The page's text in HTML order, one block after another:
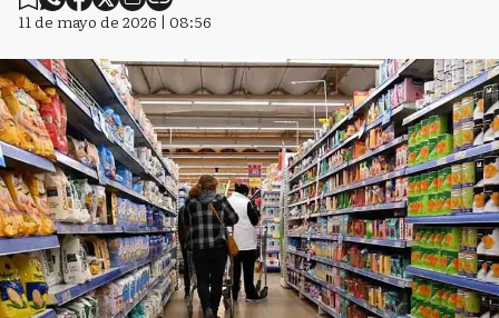
11 de mayo de 2026 | 08:56